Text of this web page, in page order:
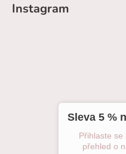
Instagram
Sleva 5 %
Přihlaste se
přehled o